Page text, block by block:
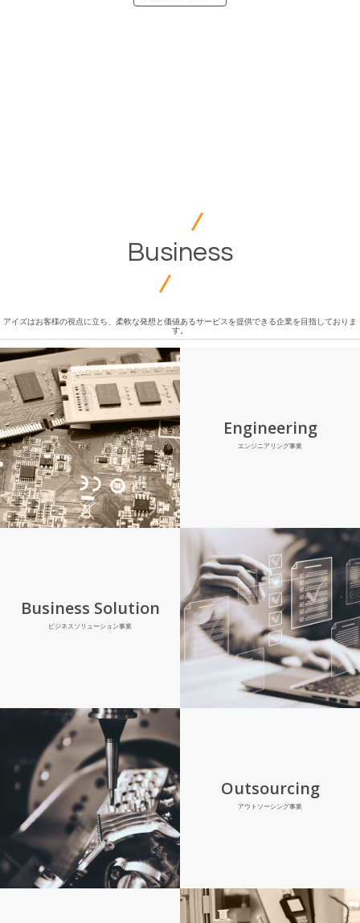
Business
アイズはお客様の視点に立ち、柔軟な発想と価値あるサービスを提供できる企業を目指しておりま
す。
Engineering
エンジニアリング事業
Business Solution
ビジネスソリューション事業
Outsourcing
アウトソーシング事業